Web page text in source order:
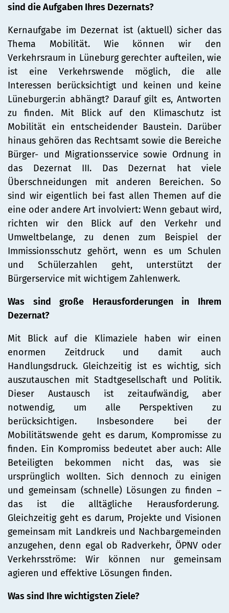
sind die Aufgaben Ihres Dezernats?
Kernaufgabe im Dezernat ist (aktuell) sicher das
Thema Mobilität. Wie können wir den
Verkehrsraum in Lüneburg gerechter aufteilen, wie
ist eine Verkehrswende möglich, die alle
Interessen berücksichtigt und keinen und keine
Lüneburger:in abhängt? Darauf gilt es, Antworten
zu finden. Mit Blick auf den Klimaschutz ist
Mobilität ein entscheidender Baustein. Darüber
hinaus gehören das Rechtsamt sowie die Bereiche
Bürger- und Migrationsservice sowie Ordnung in
das Dezernat III. Das Dezernat hat viele
Überschneidungen mit anderen Bereichen. So
sind wir eigentlich bei fast allen Themen auf die
eine oder andere Art involviert: Wenn gebaut wird,
richten wir den Blick auf den Verkehr und
Umweltbelange, zu denen zum Beispiel der
Immissionsschutz gehört, wenn es um Schulen
und Schülerzahlen geht, unterstützt der
Bürgerservice mit wichtigem Zahlenwerk.
Was sind große Herausforderungen in Ihrem
Dezernat?
Mit Blick auf die Klimaziele haben wir einen
enormen Zeitdruck und damit auch
Handlungsdruck. Gleichzeitig ist es wichtig, sich
auszutauschen mit Stadtgesellschaft und Politik.
Dieser Austausch ist zeitaufwändig, aber
notwendig, um alle Perspektiven zu
berücksichtigen. Insbesondere bei der
Mobilitätswende geht es darum, Kompromisse zu
finden. Ein Kompromiss bedeutet aber auch: Alle
Beteiligten bekommen nicht das, was sie
ursprünglich wollten. Sich dennoch zu einigen
und gemeinsam (schnelle) Lösungen zu finden –
das ist die alltägliche Herausforderung.
Gleichzeitig geht es darum, Projekte und Visionen
gemeinsam mit Landkreis und Nachbargemeinden
anzugehen, denn egal ob Radverkehr, ÖPNV oder
Verkehrsströme: Wir können nur gemeinsam
agieren und effektive Lösungen finden.
Was sind Ihre wichtigsten Ziele?